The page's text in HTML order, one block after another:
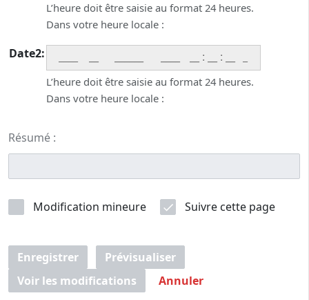
L’heure doit être saisie au format 24 heures.
Dans votre heure locale :
Date2: : :
L’heure doit être saisie au format 24 heures.
Dans votre heure locale :
Résumé :
Modification mineure Suivre cette page
Enregistrer
Prévisualiser
Voir les modifications
Annuler